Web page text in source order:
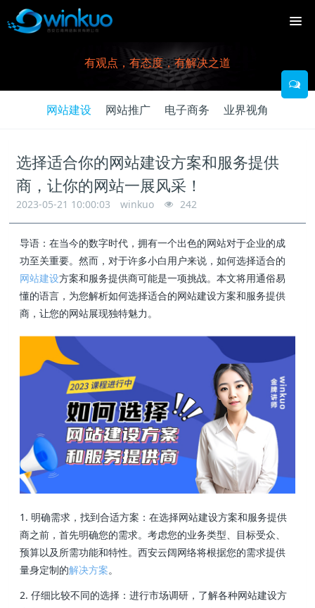
有观点，有态度，有解决之道
网站建设 网站推广 电子商务 业界视角
选择适合你的网站建设方案和服务提供
商，让你的网站一展风采！
2023-05-21 10:00:03 winkuo 242
导语：在当今的数字时代，拥有一个出色的网站对于企业的成
功至关重要。然而，对于许多小白用户来说，如何选择适合的
网站建设方案和服务提供商可能是一项挑战。本文将用通俗易
懂的语言，为您解析如何选择适合的网站建设方案和服务提供
商，让您的网站展现独特魅力。
1. 明确需求，找到合适方案：在选择网站建设方案和服务提供
商之前，首先明确您的需求。考虑您的业务类型、目标受众、
预算以及所需功能和特性。西安云阔网络将根据您的需求提供
量身定制的解决方案。
2. 仔细比较不同的选择：进行市场调研，了解各种网站建设方